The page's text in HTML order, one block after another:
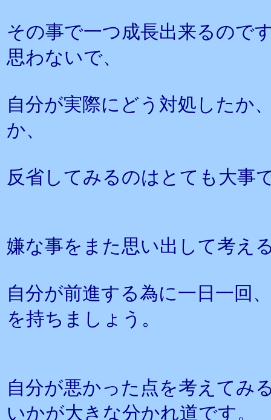
その事で一つ成長出来るので
思わないで、
自分が実際にどう対処したか
か、
反省してみるのはとても大事
嫌な事をまた思い出して考え
自分が前進する為に一日一回
を持ちましょう。
自分が悪かった点を考えてみ
いかが大きな分かれ道です。